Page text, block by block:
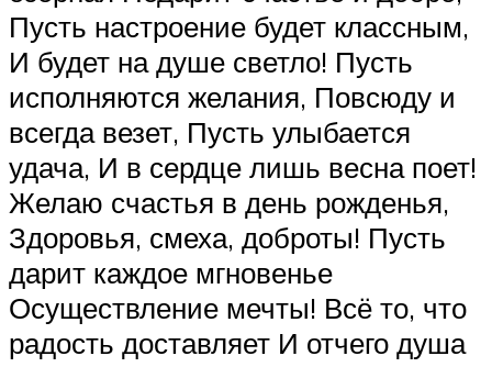
Пусть настроение будет классным,
И будет на душе светло! Пусть
исполняются желания, Повсюду и
всегда везет, Пусть улыбается
удача, И в сердце лишь весна поет!
Желаю счастья в день рожденья,
Здоровья, смеха, доброты! Пусть
дарит каждое мгновенье
Осуществление мечты! Всё то, что
радость доставляет И отчего душа